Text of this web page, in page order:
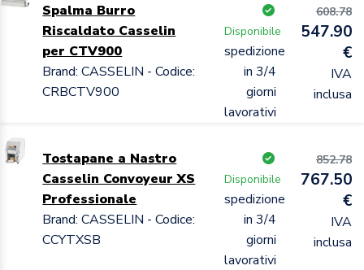
Spalma Burro
Riscaldato Casselin
per CTV900
Brand: CASSELIN - Codice:
CRBCTV900
Disponibile
spedizione
in 3/4
giorni
lavorativi
608.78
547.90
€
IVA
inclusa
Tostapane a Nastro
Casselin Convoyeur XS
Professionale
Brand: CASSELIN - Codice:
CCYTXSB
Disponibile
spedizione
in 3/4
giorni
lavorativi
852.78
767.50
€
IVA
inclusa